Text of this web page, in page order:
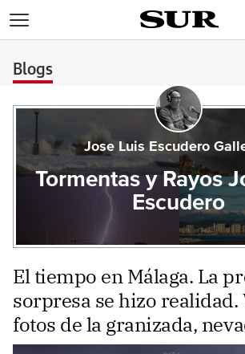
Blogs
Jose Luis Escudero
Tormentas y Rayos
Escudero
El tiempo en Málaga. La
sorpresa se hizo realidad.
fotos de la granizada,